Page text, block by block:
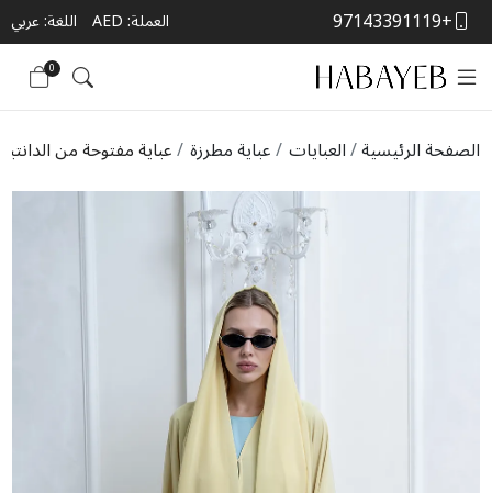
+97143391119 العملة:AED اللغة: عربي
0
الصفحة الرئيسية العبايات عباية مطرزة عباية مفتوحة من